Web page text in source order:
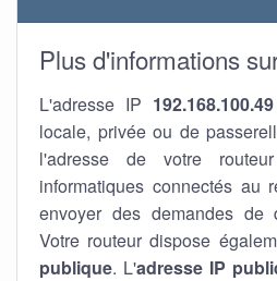
Plus d'informations
L'adresse IP 192.168.100.49
locale, privée ou de
l'adresse de votre
informatiques connectés au
envoyer des demandes de
Votre routeur dispose
publique. L'adresse IP